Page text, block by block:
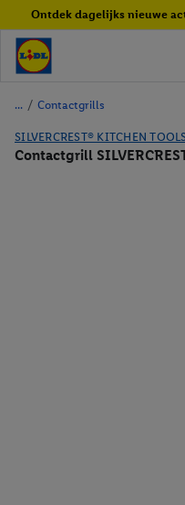
Ontdek dagelijks nieuwe
/ Contactgrills
SILVERCREST® KITCHEN
Contactgrill